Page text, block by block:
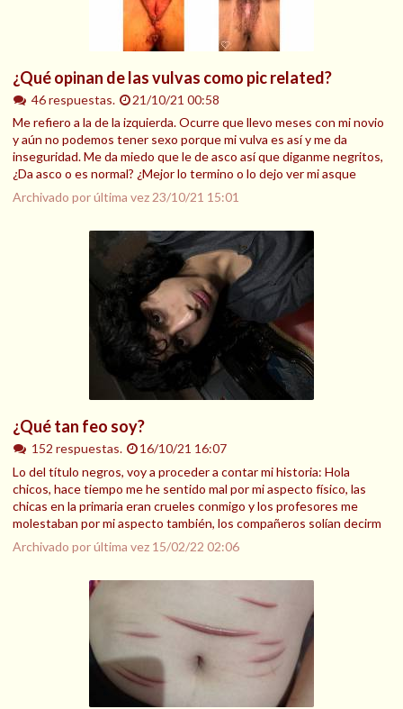
¿Qué opinan de las vulvas como pic related?
46 respuestas.
21/10/21 00:58
Me refiero a la de la izquierda. Ocurre que llevo meses con mi novio
y aún no podemos tener sexo porque mi vulva es así y me da
inseguridad. Me da miedo que le de asco así que diganme negritos,
¿Da asco o es normal? ¿Mejor lo termino o lo dejo ver mi asque
Archivado por última vez 23/10/21 15:01
¿Qué tan feo soy?
152 respuestas.
16/10/21 16:07
Lo del título negros, voy a proceder a contar mi historia: Hola
chicos, hace tiempo me he sentido mal por mi aspecto físico, las
chicas en la primaria eran crueles conmigo y los profesores me
molestaban por mi aspecto también, los compañeros solían decirm
Archivado por última vez 15/02/22 02:06